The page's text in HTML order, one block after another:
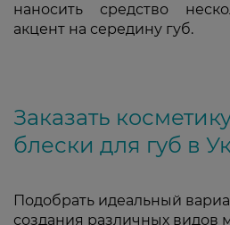
наносить средство
акцент на середину губ.
Заказать
блески для губ в
Подобрать идеальный
создания различных видов